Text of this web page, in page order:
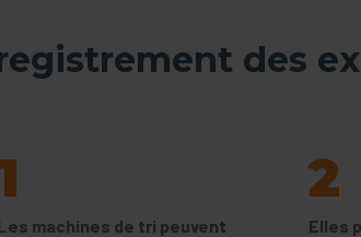
des
machines de tri peuvent
2
Elles